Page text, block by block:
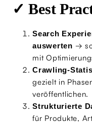
✓ Best
Search
auswerten →
mit
Crawling-
gezielt in
veröffentlichen.
Strukturierte
für Produkte,